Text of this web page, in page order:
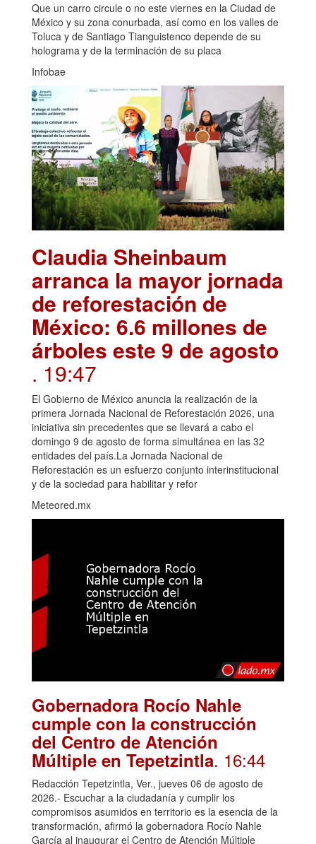
Que un carro circule o no este viernes en la Ciudad de
México y su zona conurbada, así como en los valles de
Toluca y de Santiago Tianguistenco depende de su
holograma y de la terminación de su placa
Infobae
Claudia Sheinbaum
arranca la mayor jornada
de reforestación de
México: 6.6 millones de
árboles este 9 de agosto
. 19:47
El Gobierno de México anuncia la realización de la
primera Jornada Nacional de Reforestación 2026, una
iniciativa sin precedentes que se llevará a cabo el
domingo 9 de agosto de forma simultánea en las 32
entidades del país.La Jornada Nacional de
Reforestación es un esfuerzo conjunto interinstitucional
y de la sociedad para habilitar y refor
Meteored.mx
Gobernadora Rocío Nahle
cumple con la construcción
del Centro de Atención
Múltiple en Tepetzintla. 16:44
Redacción Tepetzintla, Ver., jueves 06 de agosto de
2026.- Escuchar a la ciudadanía y cumplir los
compromisos asumidos en territorio es la esencia de la
transformación, afirmó la gobernadora Rocío Nahle
García al inaugurar el Centro de Atención Múltiple